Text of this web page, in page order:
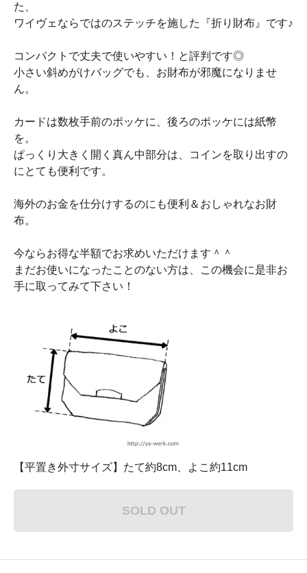
た、
ワイヴェならではのステッチを施した『折り財布』です♪
コンパクトで丈夫で使いやすい！と評判です◎
小さい斜めがけバッグでも、お財布が邪魔になりませ
ん。
カードは数枚手前のポッケに、後ろのポッケには紙幣
を。
ぱっくり大きく開く真ん中部分は、コインを取り出すの
にとても便利です。
海外のお金を仕分けするのにも便利＆おしゃれなお財
布。
今ならお得な半額でお求めいただけます＾＾
まだお使いになったことのない方は、この機会に是非お
手に取ってみて下さい！
【平置き外寸サイズ】たて約8cm、よこ約11cm
SOLD OUT